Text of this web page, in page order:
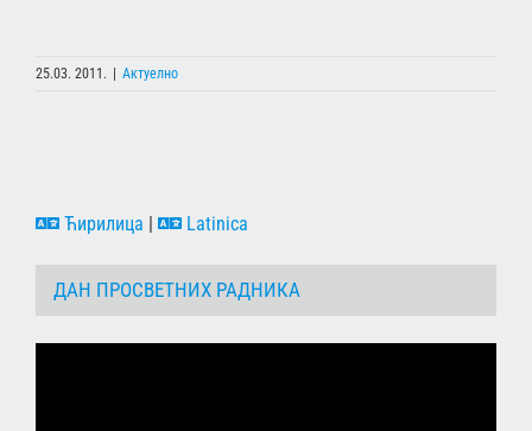
25.03. 2011. | Актуелно
Ћирилица | Latinica
ДАН ПРОСВЕТНИХ РАДНИКА